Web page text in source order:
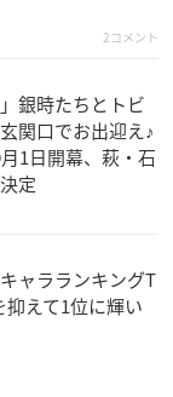
2コメント
銀時たちとトビ
関口でお出迎え♪
月1日開幕、萩・石
定
ャラランキングT
抑えて1位に輝い